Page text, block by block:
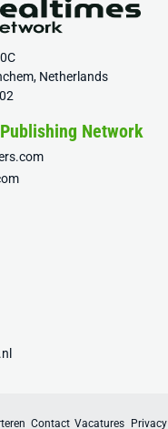
Netherlands
Network
Contact Vacatures Privacy